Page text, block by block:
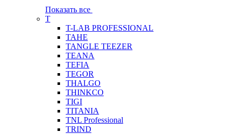
Показать все
T
T-LAB PROFESSIONAL
TAHE
TANGLE TEEZER
TEANA
TEFIA
TEGOR
THALGO
THINKCO
TIGI
TITANIA
TNL Professional
TRIND